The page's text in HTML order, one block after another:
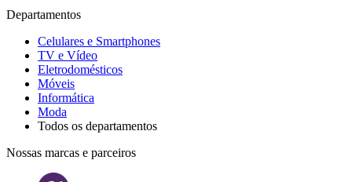
Departamentos
Celulares e Smartphones
TV e Vídeo
Eletrodomésticos
Móveis
Informática
Moda
Todos os departamentos
Nossas marcas e parceiros